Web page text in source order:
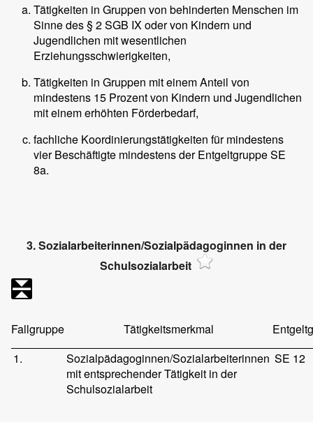
Tätigkeiten in Gruppen von behinderten Menschen im
Sinne des § 2 SGB IX oder von Kindern und
Jugendlichen mit wesentlichen
Erziehungsschwierigkeiten,
Tätigkeiten in Gruppen mit einem Anteil von
mindestens 15 Prozent von Kindern und Jugendlichen
mit einem erhöhten Förderbedarf,
fachliche Koordinierungstätigkeiten für mindestens
vier Beschäftigte mindestens der Entgeltgruppe SE
8a.
3. Sozialarbeiterinnen/Sozialpädagoginnen in der
Schulsozialarbeit
Fallgruppe Tätigkeitsmerkmal
1.
Sozialpädagoginnen/Sozialarbeiterinnen
mit entsprechender Tätigkeit in der
Schulsozialarbeit
SE 12